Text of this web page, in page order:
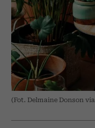
(Fot. Delmaine Donson